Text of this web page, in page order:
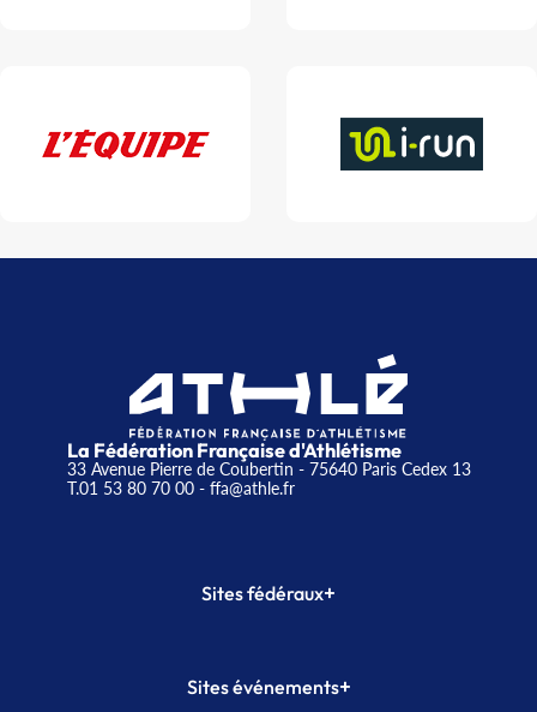
La Fédération Française d'Athlétisme
33 Avenue Pierre de Coubertin - 75640 Paris Cedex 13
T.01 53 80 70 00- ffa@athle.fr
Sites fédéraux+
Plateforme Formation
Sites événements+